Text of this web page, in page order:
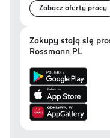
Zobacz oferty pracy
Zakupy stają się
Rossmann PL